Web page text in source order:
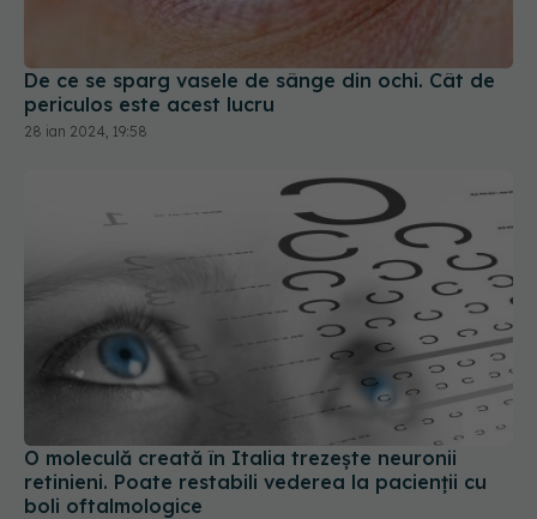
De ce se sparg vasele de sânge din ochi. Cât de
periculos este acest lucru
28 ian 2024, 19:58
O moleculă creată în Italia trezește neuronii
retinieni. Poate restabili vederea la pacienţii cu
boli oftalmologice